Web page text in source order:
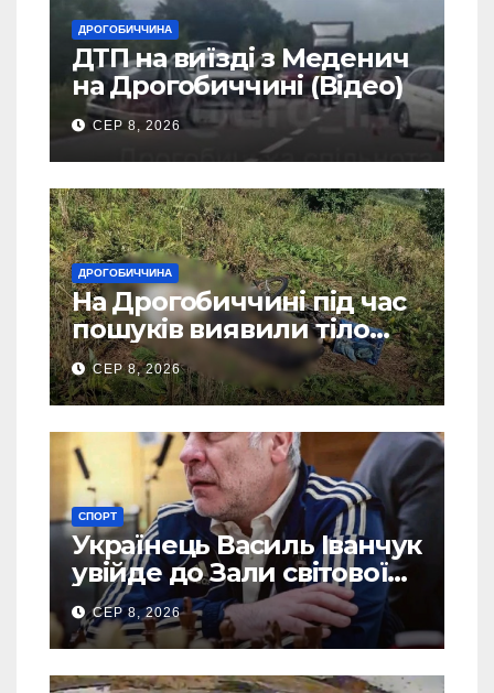
ДРОГОБИЧЧИНА
ДТП на виїзді з Меденич
на Дрогобиччині (Відео)
СЕР 8, 2026
ДРОГОБИЧЧИНА
На Дрогобиччині під час
пошуків виявили тіло
зниклого чоловіка
СЕР 8, 2026
СПОРТ
Українець Василь Іванчук
увійде до Зали світової
шахової слави
СЕР 8, 2026